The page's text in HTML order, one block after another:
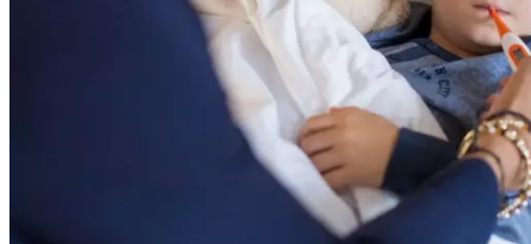
Výlet
Turistika
Cyklistika
Hrady
Výstava